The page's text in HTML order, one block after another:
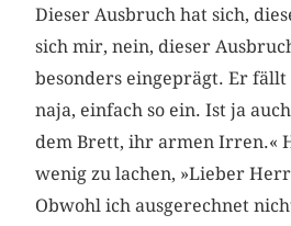
Dieser Ausbruch hat sich,
sich mir, nein, dieser
besonders eingeprägt. Er
naja, einfach so ein. Ist ja
dem Brett, ihr armen Irren.«
wenig zu lachen, »Lieber
Obwohl ich ausgerechnet